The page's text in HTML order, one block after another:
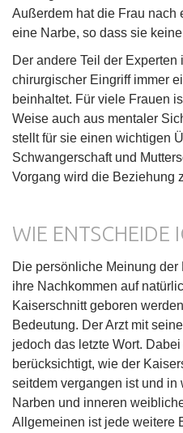
Außerdem hat die Frau nach
eine Narbe, so dass sie
Der andere Teil der Experten
chirurgischer Eingriff immer
beinhaltet. Für viele Frauen
Weise auch aus mentaler
stellt für sie einen wichtigen
Schwangerschaft und
Vorgang wird die Beziehung
WIE ENTSCHEIDE
Die persönliche Meinung
ihre Nachkommen auf
Kaiserschnitt geboren
Bedeutung. Der Arzt mit
jedoch das letzte Wort.
berücksichtigt, wie der
seitdem vergangen ist und
Narben und inneren
Allgemeinen ist jede weitere